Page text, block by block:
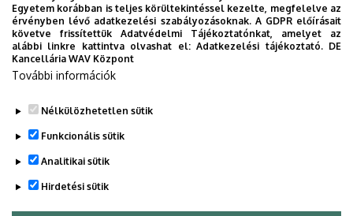
titkos receptjei
KUTATÁS TUDOMÁNY
Egyetem korábban is teljes körültekintéssel kezelte, megfelelve az
érvényben lévő adatkezelési szabályozásoknak. A GDPR előírásait
követve frissítettük Adatvédelmi Tájékoztatónkat, amelyet az
alábbi linkre kattintva olvashat el:Adatkezelési tájékoztató. DE
Kancellária WAV Központ
További információk
Nélkülözhetetlen sütik
Funkcionális sütik
Analitikai sütik
Hirdetési sütik